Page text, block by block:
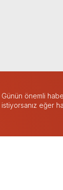
Günün önemli
istiyorsanız eğer